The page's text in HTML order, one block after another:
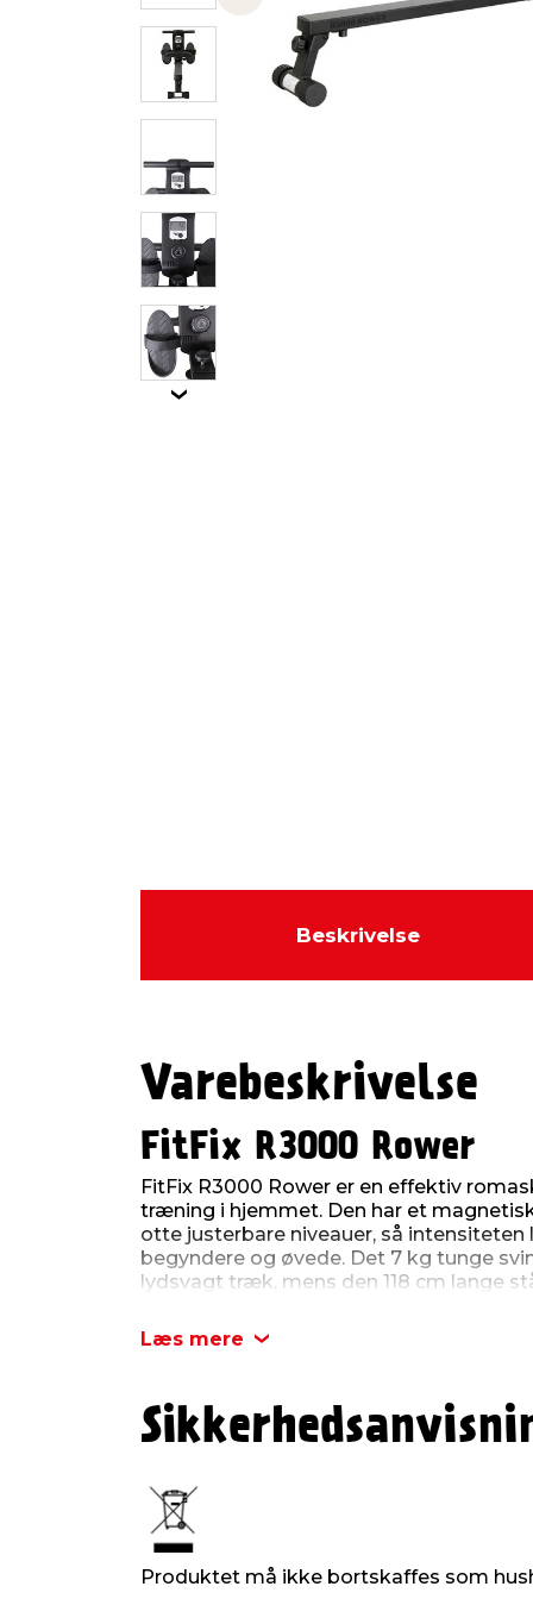
Previous slide
Beskrivelse
Varebeskrivelse
FitFix R3000 Rower
FitFix R3000 Rower er en effektiv
træning i hjemmet. Den har et
otte justerbare niveauer, så
begyndere og øvede. Det 7 kg tunge
lydsvagt træk, mens den 118 cm lange
skåner led under træningen.
dine fremskridt. Via Bluetooth kan den
Kinomap og Fitshow, hvilket giver
FitFix R3000 kan foldes sammen,
at flytte med de integrerede
på 28 cm og en maksimal brugervægt på
Produktdetaljer:
Læs mere
Produktet må ikke bortskaffes som